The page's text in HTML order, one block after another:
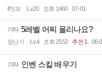
if잇프 Lv.20 조회 1460 07-01
기타 5레벨 어찌 올리나요?
장난기 Lv.4 조회 2552 추천 1 06-
기타 인벤 스킬 배우기